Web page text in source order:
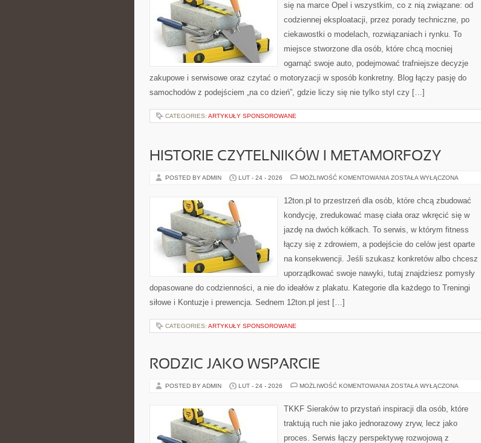
się na marce Opel i wszystkim, co z nią związane: od
codziennej eksploatacji, przez porady techniczne, po
ciekawostki o modelach, rozwiązaniach i rynku. To
miejsce stworzone dla osób, które chcą mocniej
ogarnąć swoje auto, podejmować trafniejsze decyzje
zakupowe i serwisowe oraz czytać o motoryzacji w sposób konkretny. Blog łączy pasję do
samochodów z podejściem „na co dzień”, gdzie liczy się nie tylko styl czy […]
CATEGORIES: ARTYKUŁY SPONSOROWANE
HISTORIE CZYTELNIKÓW I METAMORFOZY
POSTED BY ADMIN LUT - 24 - 2026 MOŻLIWOŚĆ KOMENTOWANIA HISTORIE
METAMORFOZY
ZOSTAŁA WYŁĄCZONA
12ton.pl to przestrzeń dla osób, które chcą zbudować
kondycję, zredukować masę ciała oraz wkręcić się w
jazdę na dwóch kółkach. To serwis, w którym fitness
łączy się z zdrowiem, a podejście do celów jest oparte
na konsekwencji. Jeśli szukasz konkretów albo chcesz
uporządkować swoje nawyki, tutaj znajdziesz pomysły
dopasowane do codzienności, a nie do ideałów z plakatu. Kategorie dla każdego to Treningi
siłowe i Kontuzje i prewencja. Sednem 12ton.pl jest […]
CATEGORIES: ARTYKUŁY SPONSOROWANE
RODZIC JAKO WSPARCIE
POSTED BY ADMIN LUT - 24 - 2026 MOŻLIWOŚĆ KOMENTOWANIA RODZIC
ZOSTAŁA WYŁĄCZONA
TKKF Sieraków to przystań inspiracji dla osób, które
traktują ruch nie jako jednorazowy zryw, lecz jako
proces. Serwis łączy perspektywę rozwojową z